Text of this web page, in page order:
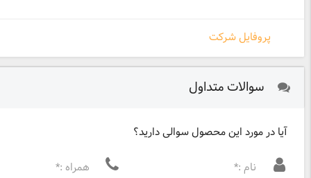
پروفایل شرکت
سوالات متداول
آیا در مورد این محصول سوالی دارید؟
نام :* همراه :*